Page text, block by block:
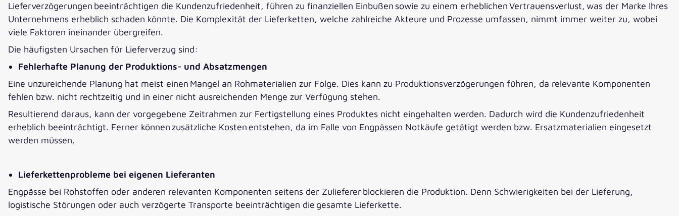
Lieferverzögerungen beeinträchtigen die Kundenzufriedenheit, führen zu finanziellen Einbußen sowie zu einem erheblichen Vertrauensverlust, was der Marke Ihres
Unternehmens erheblich schaden könnte. Die Komplexität der Lieferketten, welche zahlreiche Akteure und Prozesse umfassen, nimmt immer weiter zu, wobei
viele Faktoren ineinander übergreifen.
Die häufigsten Ursachen für Lieferverzug sind:
Fehlerhafte Planung der Produktions- und Absatzmengen
Eine unzureichende Planung hat meist einen Mangel an Rohmaterialien zur Folge. Dies kann zu Produktionsverzögerungen führen, da relevante Komponenten
fehlen bzw. nicht rechtzeitig und in einer nicht ausreichenden Menge zur Verfügung stehen.
Resultierend daraus, kann der vorgegebene Zeitrahmen zur Fertigstellung eines Produktes nicht eingehalten werden. Dadurch wird die Kundenzufriedenheit
erheblich beeinträchtigt. Ferner können zusätzliche Kosten entstehen, da im Falle von Engpässen Notkäufe getätigt werden bzw. Ersatzmaterialien eingesetzt
werden müssen.
Lieferkettenprobleme bei eigenen Lieferanten
Engpässe bei Rohstoffen oder anderen relevanten Komponenten seitens der Zulieferer blockieren die Produktion. Denn Schwierigkeiten bei der Lieferung,
logistische Störungen oder auch verzögerte Transporte beeinträchtigen die gesamte Lieferkette.